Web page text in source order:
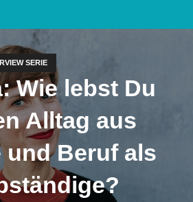
SERIE
Wie lebst Du
Alltag aus
und Beruf als